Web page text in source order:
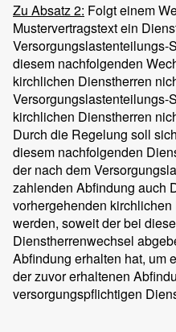
Zu Absatz 2: Folgt einem
Mustervertragstext ein
Versorgungslastenteilungs-
diesem nachfolgenden
kirchlichen Dienstherren
Versorgungslastenteilungs-
kirchlichen Dienstherren
Durch die Regelung soll
diesem nachfolgenden
der nach dem
zahlenden Abfindung auch
vorhergehenden
werden, soweit der bei
Dienstherrenwechsel
Abfindung erhalten hat, um
der zuvor erhaltenen
versorgungspflichtigen